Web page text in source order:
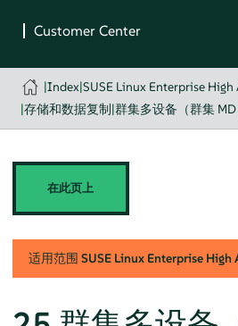
|Index|SUSE Linux Enterprise
|存储和数据复制|群集多设备（群集 MD
在此页上
适用范围 SUSE Linux Enterprise